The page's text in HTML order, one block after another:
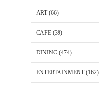
ART(66)
CAFE (39)
DINING (474)
ENTERTAINMENT(162)